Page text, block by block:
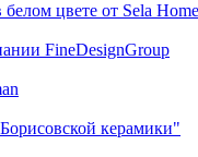
цвете от Sela Home
FineDesignGroup
керамики"